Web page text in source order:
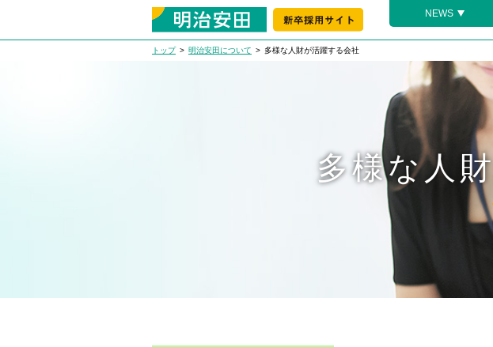
NEWS
トップ 明治安田について 多様な人財が活躍する会社
多様な人